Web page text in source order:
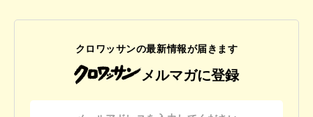
クロワッサンの最新情報が届きます
メルマガに登録